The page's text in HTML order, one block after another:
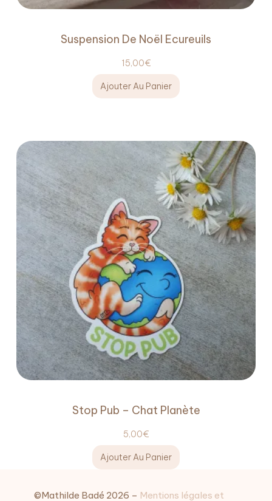
Suspension De Noël Ecureuils
15,00€
Ajouter Au Panier
Stop Pub – Chat Planète
5,00€
Ajouter Au Panier
©Mathilde Badé 2026 – Mentions légales et